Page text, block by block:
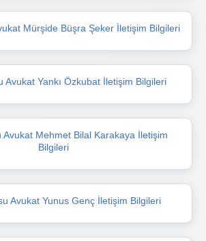
Mürşide Büşra Şeker İletişim Bilgileri
Avukat Yankı Özkubat İletişim Bilgileri
Avukat Mehmet Bilal Karakaya İletişim
Bilgileri
Avukat Yunus Genç İletişim Bilgileri